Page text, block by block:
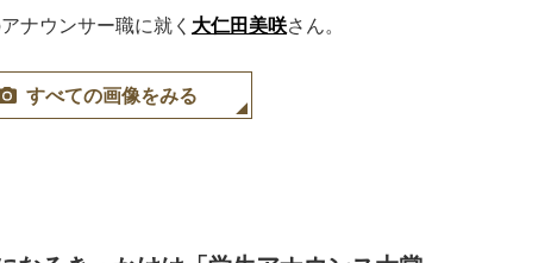
ナウンサー職に就く 大仁田美咲さん。
すべての画像をみる